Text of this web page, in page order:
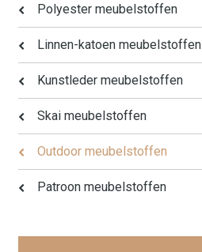
Polyester meubelstoffen
Linnen-katoen meubelstoffen
Kunstleder meubelstoffen
Skai meubelstoffen
Outdoor meubelstoffen
Patroon meubelstoffen